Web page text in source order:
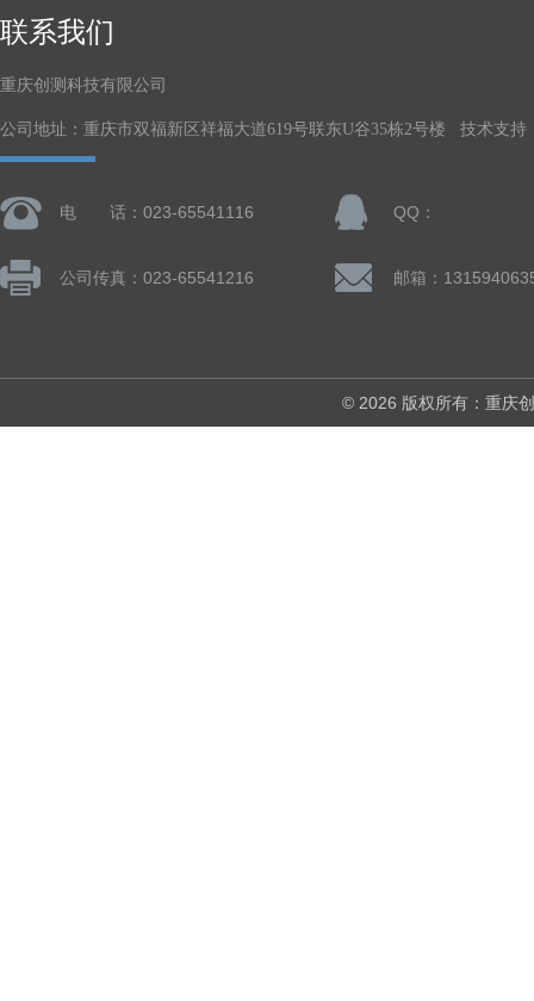
联系我们
重庆创测科技有限公司
公司地址：重庆市双福新区祥福大道619号联东U谷35栋2号楼 技术支持
电 话：023-65541116 QQ：
公司传真：023-65541216 邮箱：
© 2026 版权所有：重庆